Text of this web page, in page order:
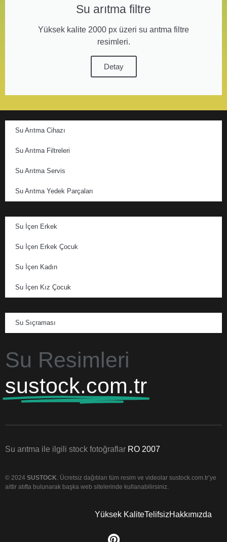
Su arıtma filtre
Yüksek kalite 2000 px üzeri su arıtma filtre
resimleri.
Detay
Su Arıtma Cihazı
Su Arıtma Filtreleri
Su Arıtma Servis
Su Arıtma Yedek Parçaları
Su İçen Erkek
Su İçen Erkek Çocuk
Su İçen Kadın
Su İçen Kız Çocuk
Su Sıçraması
Su Resimleri
sustock.com.tr
Su arıtma ile ilgili stock fotoğraflar RO 2007
© 2024 SUSTOCK . Ücretsiz dağıtılan tüm resim ve videolar sustock.com.tr’ye
aittir atıfta bulunarak başka web sitelerinde kullanabilirsiniz.
Yüksek KaliteTelifsizHakkımızda